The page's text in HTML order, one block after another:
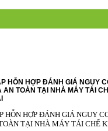
HỖN HỢP ĐÁNH GIÁ NGUY
AN TOÀN TẠI NHÀ MÁY TÁI
HỖN HỢP ĐÁNH GIÁ NGUY
TẠI NHÀ MÁY TÁI CHẾ